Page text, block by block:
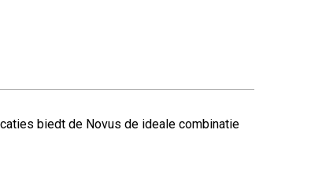
biedt de Novus de ideale combinatie